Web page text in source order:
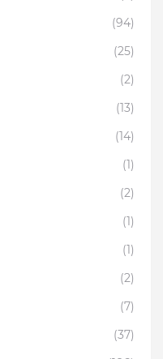
(94)
(25)
(2)
(13)
(14)
(1)
(2)
(1)
(1)
(2)
(7)
(37)